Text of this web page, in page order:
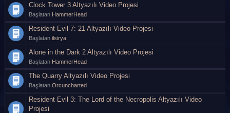
Clock Tower 3 Altyazılı Video Projesi
Başlatan HammerHead
Resident Evil 7: 21 Altyazılı Video Projesi
Başlatan ilsirya
Alone in the Dark 2 Altyazılı Video Projesi
Başlatan HammerHead
The Quarry Altyazılı Video Projesi
Başlatan Orcuncharted
Resident Evil 3: The Lord of the Necropolis Altyazılı Video
Projesi